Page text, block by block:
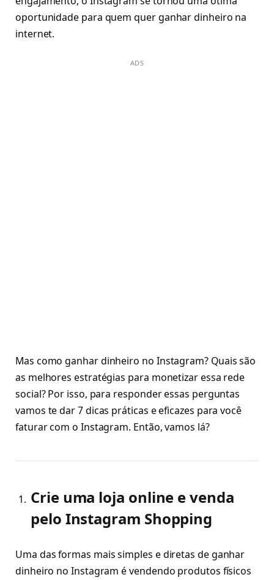
oportunidade para quem quer ganhar dinheiro na
internet.
ADS
Mas como ganhar dinheiro no Instagram? Quais são
as melhores estratégias para monetizar essa rede
social? Por isso, para responder essas perguntas
vamos te dar 7 dicas práticas e eficazes para você
faturar com o Instagram. Então, vamos lá?
Crie uma loja online e venda
pelo Instagram Shopping
Uma das formas mais simples e diretas de ganhar
dinheiro no Instagram é vendendo produtos físicos